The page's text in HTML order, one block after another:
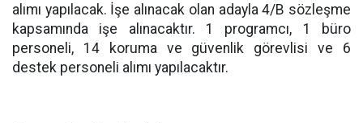
alımı yapılacak. İşe alınacak olan adayla 4/B sözleşme
kapsamında işe alınacaktır. 1 programcı, 1 büro
personeli, 14 koruma ve güvenlik görevlisi ve 6
destek personeli alımı yapılacaktır.